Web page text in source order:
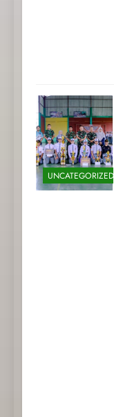
UNCATEGORIZED